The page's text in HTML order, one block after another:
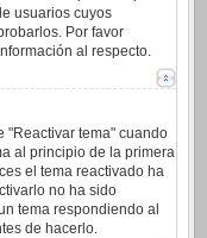
usuarios cuyos
Por favor
al respecto.
"Reactivar tema" cuando
al principio de la primera
el tema reactivado ha
no ha sido
tema respondiendo al
de hacerlo.